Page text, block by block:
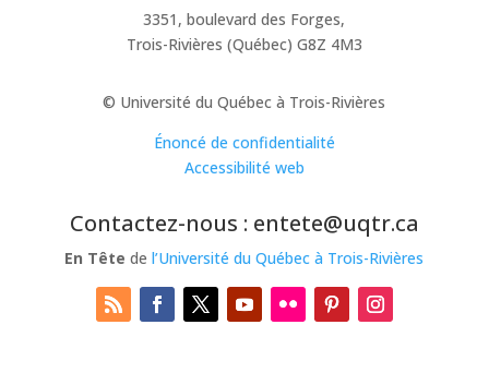
3351, boulevard des Forges,
Trois-Rivières (Québec) G8Z 4M3
© Université du Québec à Trois-Rivières
Énoncé de confidentialité
Accessibilité web
Contactez-nous : entete@uqtr.ca
En Tête del’Université du Québec à Trois-Rivières